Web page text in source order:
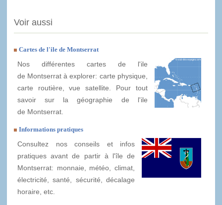
Voir aussi
Cartes de l'ile de Montserrat
Nos différentes cartes de l'ile
de Montserrat à explorer: carte physique,
carte routière, vue satellite. Pour tout
savoir sur la géographie de l'ile
de Montserrat.
Informations pratiques
Consultez nos conseils et infos
pratiques avant de partir à l'île de
Montserrat: monnaie, météo, climat,
électricité, santé, sécurité, décalage
horaire, etc.